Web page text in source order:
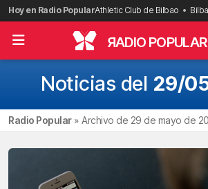
Saltar
al
contenido
Hoy en Radio PopularAthletic Club de Bilbao
RADIO POPULAR
Noticias del 29/
Radio Popular» Archivo de 29 de mayo de